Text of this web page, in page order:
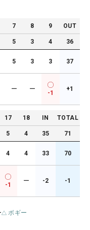
7 8 9 OUT
5 3 4 36
5 3 3 37
ー ー
-1
+1
17 18 IN TOTAL
5 4 35 71
4 4 33 70
-1
ー -2 -1
ボギー